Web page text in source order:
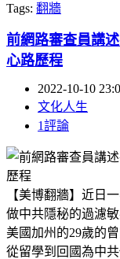
Tags: 翻牆
前網路審查員講
心路歷程
2022-10-10
文化人生
1評論
【美博翻牆】近日
做中共隱秘的過濾
美國加州的29歲的
從留學到回國為中